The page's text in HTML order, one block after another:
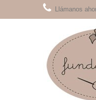
Llámanos